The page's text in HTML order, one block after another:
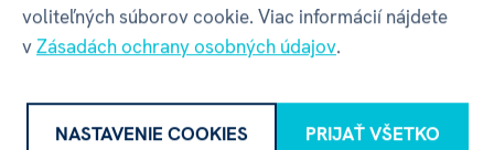
Vek
Značky Mindok
voliteľných súborov cookie. Viac informácií nájdete
vZásadách ochrany osobných údajov.
NASTAVENIE COOKIES PRIJAŤ VŠETKO